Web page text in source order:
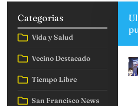
Categorias
Vida y Salud
Vecino Destacado
Tiempo Libre
San Francisco News